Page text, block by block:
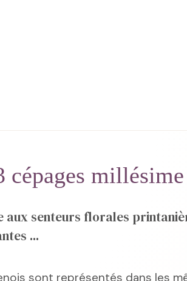
cépages
aux senteurs florales
...
sont représentés dans les